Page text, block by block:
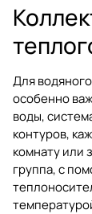
Для
особенно
воды,
контуров,
комнату или
группа, с